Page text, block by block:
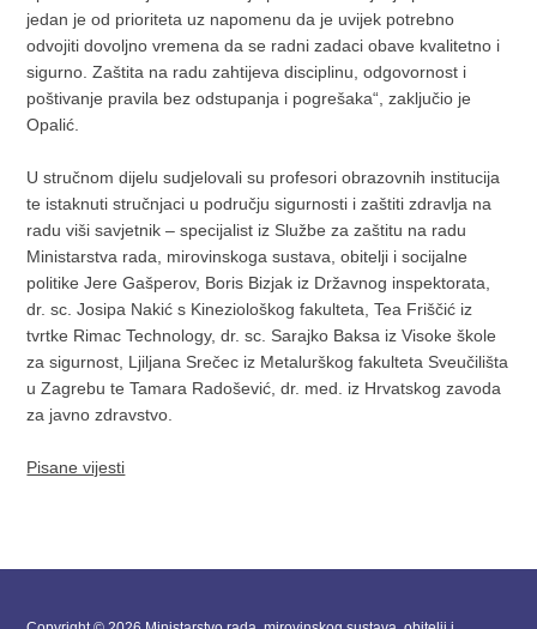
jedan je od prioriteta uz napomenu da je uvijek potrebno
odvojiti dovoljno vremena da se radni zadaci obave kvalitetno i
sigurno. Zaštita na radu zahtijeva disciplinu, odgovornost i
poštivanje pravila bez odstupanja i pogrešaka“, zaključio je
Opalić.
U stručnom dijelu sudjelovali su profesori obrazovnih institucija
te istaknuti stručnjaci u području sigurnosti i zaštiti zdravlja na
radu viši savjetnik – specijalist iz Službe za zaštitu na radu
Ministarstva rada, mirovinskoga sustava, obitelji i socijalne
politike Jere Gašperov, Boris Bizjak iz Državnog inspektorata,
dr. sc. Josipa Nakić s Kineziološkog fakulteta, Tea Friščić iz
tvrtke Rimac Technology, dr. sc. Sarajko Baksa iz Visoke škole
za sigurnost, Ljiljana Srečec iz Metalurškog fakulteta Sveučilišta
u Zagrebu te Tamara Radošević, dr. med. iz Hrvatskog zavoda
za javno zdravstvo.
Pisane vijesti